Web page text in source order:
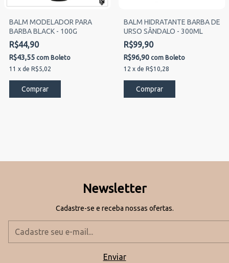
BALM MODELADOR PARA
BARBA BLACK - 100G
R$44,90
R$43,55 com Boleto
11 x de R$5,02
BALM HIDRATANTE BARBA DE
URSO SÂNDALO - 300ML
R$99,90
R$96,90 com Boleto
12 x de R$10,28
Newsletter
Cadastre-se e receba nossas ofertas.